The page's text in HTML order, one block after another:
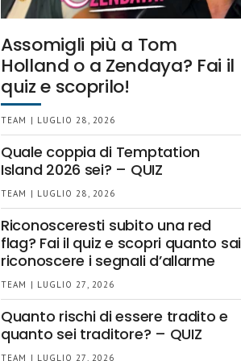
Assomigli più a Tom
Holland o a Zendaya? Fai il
quiz e scoprilo!
TEAM | LUGLIO 28, 2026
Quale coppia di Temptation
Island 2026 sei? – QUIZ
TEAM | LUGLIO 28, 2026
Riconosceresti subito una red
flag? Fai il quiz e scopri quanto sai
riconoscere i segnali d’allarme
TEAM | LUGLIO 27, 2026
Quanto rischi di essere tradito e
quanto sei traditore? – QUIZ
TEAM | LUGLIO 27, 2026